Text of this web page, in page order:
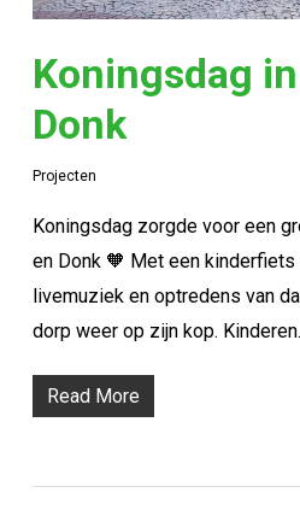
Koningsdag
Donk
Projecten
Koningsdag zorgde voor een
en Donk 🧡 Met een kinderfiets
livemuziek en optredens van
dorp weer op zijn kop.
Read More